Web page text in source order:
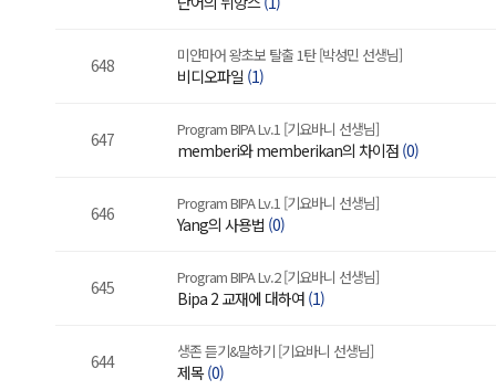
648 미얀마어 왕초보 탈출 1탄 [박성민 선생님]
비디오파일 (1)
647 Program BIPA Lv.1 [기요바니 선생님]
memberi와 memberikan의 차이점 (0)
646 Program BIPA Lv.1 [기요바니 선생님]
Yang의 사용법 (0)
645 Program BIPA Lv.2 [기요바니 선생님]
Bipa 2 교재에 대하여 (1)
644 생존 듣기&말하기 [기요바니 선생님]
제목(0)